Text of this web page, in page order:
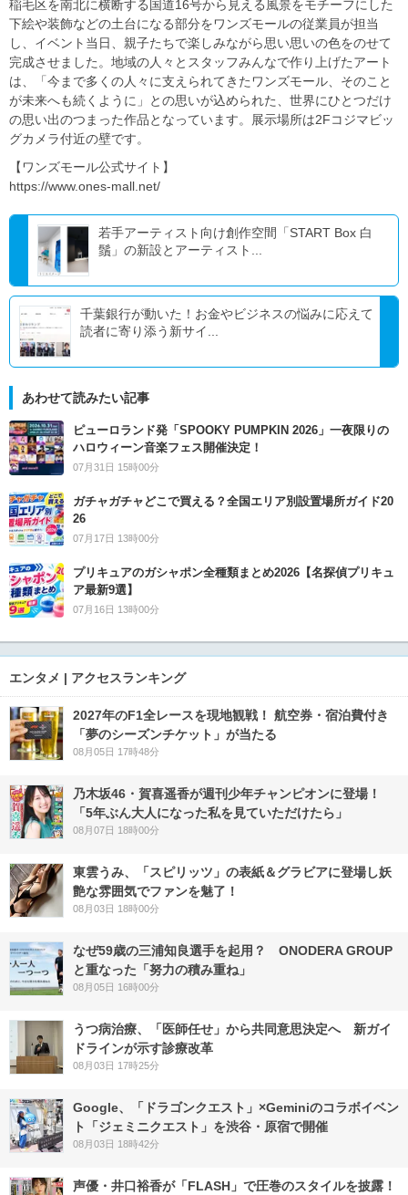
稲毛区を南北に横断する国道16号から見える風景をモチーフにした
下絵や装飾などの土台になる部分をワンズモールの従業員が担当
し、イベント当日、親子たちで楽しみながら思い思いの色をのせて
完成させました。地域の人々とスタッフみんなで作り上げたアート
は、「今まで多くの人々に支えられてきたワンズモール、そのこと
が未来へも続くように」との思いが込められた、世界にひとつだけ
の思い出のつまった作品となっています。展示場所は2Fコジマビッ
グカメラ付近の壁です。
【ワンズモール公式サイト】
https://www.ones-mall.net/
若手アーティスト向け創作空間「START Box 白
鬚」の新設とアーティスト...
千葉銀行が動いた！お金やビジネスの悩みに応えて
読者に寄り添う新サイ...
あわせて読みたい記事
ピューロランド発「SPOOKY PUMPKIN 2026」一夜限りの
ハロウィーン音楽フェス開催決定！
07月31日 15時00分
ガチャガチャどこで買える？全国エリア別設置場所ガイド20
26
07月17日 13時00分
プリキュアのガシャポン全種類まとめ2026【名探偵プリキュ
ア最新9選】
07月16日 13時00分
エンタメ | アクセスランキング
2027年のF1全レースを現地観戦！ 航空券・宿泊費付き
「夢のシーズンチケット」が当たる
08月05日 17時48分
乃木坂46・賀喜遥香が週刊少年チャンピオンに登場！
「5年ぶん大人になった私を見ていただけたら」
08月07日 18時00分
東雲うみ、「スピリッツ」の表紙＆グラビアに登場し妖
艶な雰囲気でファンを魅了！
08月03日 18時00分
なぜ59歳の三浦知良選手を起用？ ONODERA GROUP
と重なった「努力の積み重ね」
08月05日 16時00分
うつ病治療、「医師任せ」から共同意思決定へ 新ガイ
ドラインが示す診療改革
08月03日 17時25分
Google、「ドラゴンクエスト」×Geminiのコラボイベン
ト「ジェミニクエスト」を渋谷・原宿で開催
08月03日 18時42分
声優・井口裕香が「FLASH」で圧巻のスタイルを披露！